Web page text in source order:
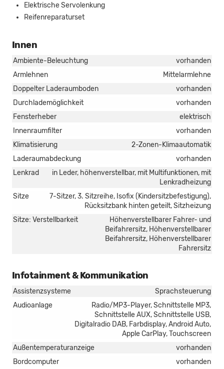
Elektrische Servolenkung
Reifenreparaturset
Innen
Ambiente-Beleuchtung
vorhanden
Armlehnen
Mittelarmlehne
Doppelter Laderaumboden
vorhanden
Durchlademöglichkeit
vorhanden
Fensterheber
elektrisch
Innenraumfilter
vorhanden
Klimatisierung
2-Zonen-Klimaautomatik
Laderaumabdeckung
vorhanden
Lenkrad
in Leder, höhenverstellbar, mit Multifunktionen, mit
Lenkradheizung
Sitze
7-Sitzer, 3. Sitzreihe, Isofix (Kindersitzbefestigung),
Rücksitzbank hinten geteilt, Sitzheizung
Sitze: Verstellbarkeit
Höhenverstellbarer Fahrer- und
Beifahrersitz, Höhenverstellbarer
Beifahrersitz, Höhenverstellbarer
Fahrersitz
Infotainment & Kommunikation
Assistenzsysteme
Sprachsteuerung
Audioanlage
Radio/MP3-Player, Schnittstelle MP3,
Schnittstelle AUX, Schnittstelle USB,
Digitalradio DAB, Farbdisplay, Android Auto,
Apple CarPlay, Touchscreen
Außentemperaturanzeige
vorhanden
Bordcomputer
vorhanden